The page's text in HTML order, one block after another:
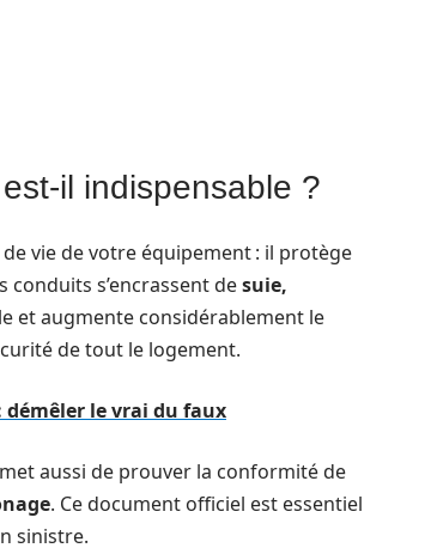
il indispensable ?
vie de votre équipement : il protège
s’encrassent desuie,
et augmente considérablement le
de tout le logement.
démêler le vrai du faux
aussi de prouver la conformité de
. Ce document officiel est essentiel
sinistre.